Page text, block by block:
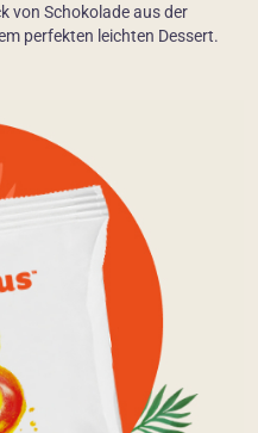
von Schokolade aus der
perfekten leichten Dessert.